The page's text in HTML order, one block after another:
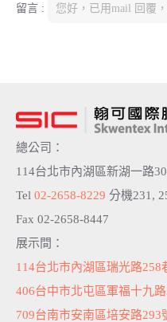
留言 : 您好，已用mail 回覆
總公司：
114台北市內湖區新湖一路
Tel 02-2658-8229 分機231,
Fax 02-2658-8447
展示間：
114台北市內湖區瑞光路258
406台中市北屯區軍福十九
709台南市安南區培安路293